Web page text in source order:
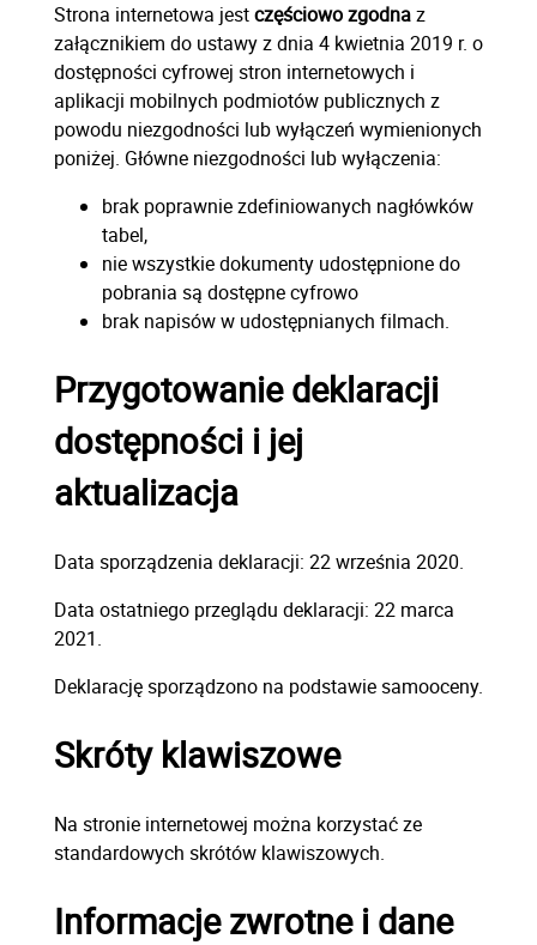
Strona internetowa jestczęściowo zgodnaz
załącznikiem do ustawy z dnia 4 kwietnia 2019 r. o
dostępności cyfrowej stron internetowych i
aplikacji mobilnych podmiotów publicznych z
powodu niezgodności lub wyłączeń wymienionych
poniżej. Główne niezgodności lub wyłączenia:
brak poprawnie zdefiniowanych nagłówków
tabel,
nie wszystkie dokumenty udostępnione do
pobrania są dostępne cyfrowo
brak napisów w udostępnianych filmach.
Przygotowanie deklaracji
dostępności i jej
aktualizacja
Data sporządzenia deklaracji: 22 września 2020.
Data ostatniego przeglądu deklaracji: 22 marca
2021.
Deklarację sporządzono na podstawie samooceny.
Skróty klawiszowe
Na stronie internetowej można korzystać ze
standardowych skrótów klawiszowych.
Informacje zwrotne i dane